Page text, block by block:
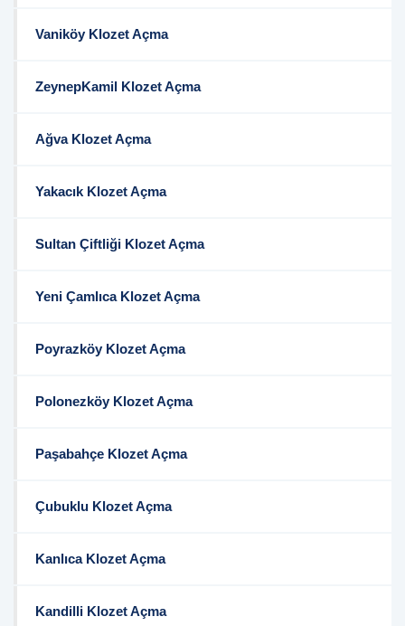
Vaniköy Klozet Açma
ZeynepKamil Klozet Açma
Ağva Klozet Açma
Yakacık Klozet Açma
Sultan Çiftliği Klozet Açma
Yeni Çamlıca Klozet Açma
Poyrazköy Klozet Açma
Polonezköy Klozet Açma
Paşabahçe Klozet Açma
Çubuklu Klozet Açma
Kanlıca Klozet Açma
Kandilli Klozet Açma